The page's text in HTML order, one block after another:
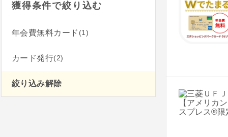
獲得条件で絞り込む
年会費無料カード (1)
カード発行(2)
絞り込み解除